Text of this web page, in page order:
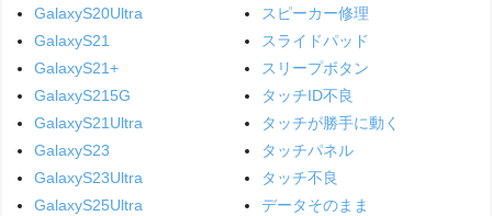
GalaxyS20Ultra
GalaxyS21
GalaxyS21+
GalaxyS215G
GalaxyS21Ultra
GalaxyS23
GalaxyS23Ultra
GalaxyS25Ultra
スピーカー修理
スライドパッド
スリープボタン
タッチID不良
タッチが勝手に動く
タッチパネル
タッチ不良
データそのまま